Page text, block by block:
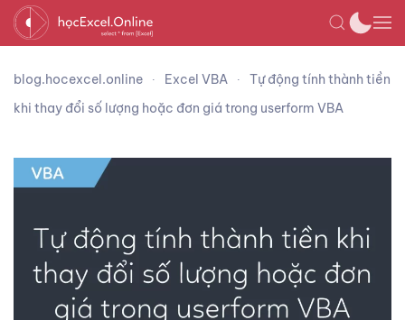
blog.hocexcel.online Excel VBA
Tự động tính thành tiền
khi thay đổi số lượng hoặc đơn giá trong userform VBA